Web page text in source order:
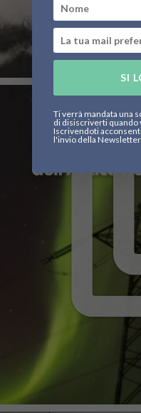
SI
Ti verrà mandata una
di disiscriverti quando
Iscrivendoti
l'invio della Newsletter